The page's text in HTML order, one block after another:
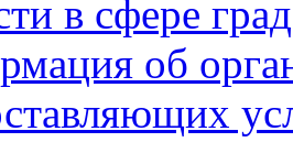
в сфере
об